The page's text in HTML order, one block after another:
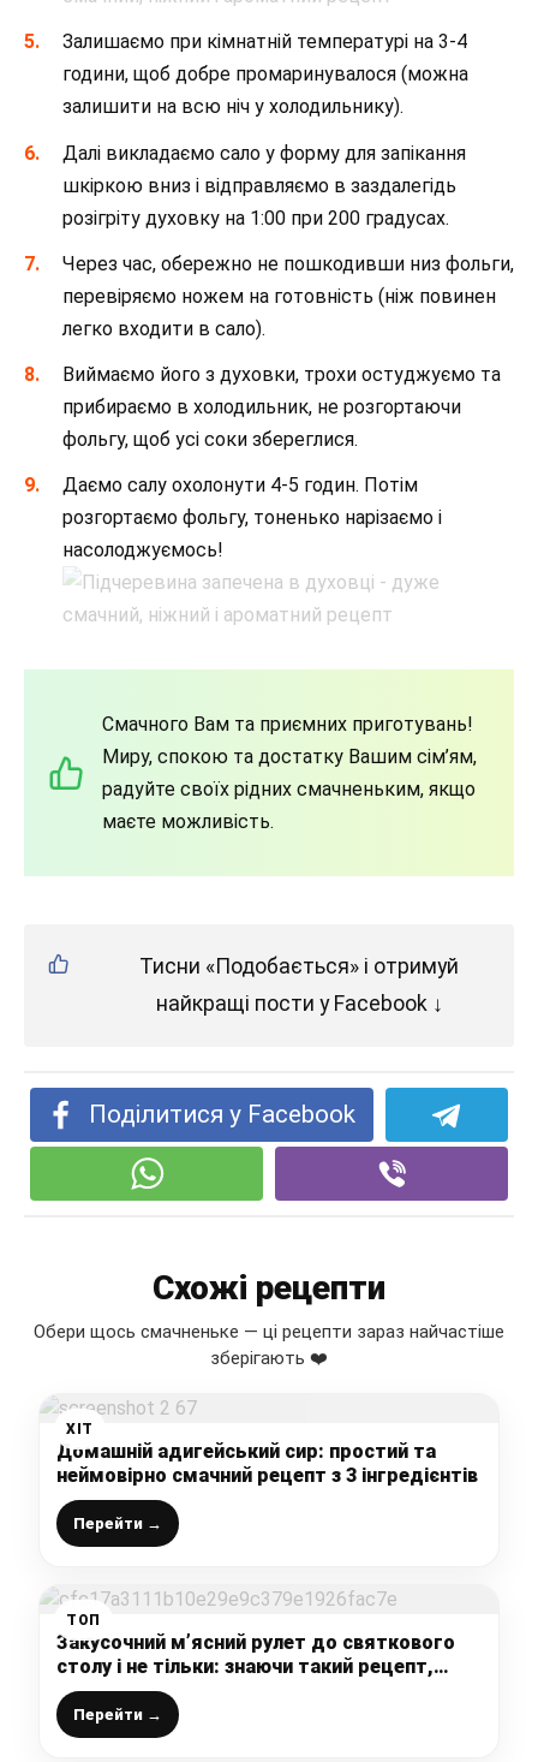
Залишаємо при кімнатній температурі на 3-4
години, щоб добре промаринувалося (можна
залишити на всю ніч у холодильнику).
Далі викладаємо сало у форму для запікання
шкіркою вниз і відправляємо в заздалегідь
розігріту духовку на 1:00 при 200 градусах.
Через час, обережно не пошкодивши низ фольги,
перевіряємо ножем на готовність (ніж повинен
легко входити в сало).
Виймаємо його з духовки, трохи остуджуємо та
прибираємо в холодильник, не розгортаючи
фольгу, щоб усі соки збереглися.
Даємо салу охолонути 4-5 годин. Потім
розгортаємо фольгу, тоненько нарізаємо і
насолоджуємось!
Смачного Вам та приємних приготувань!
Миру, спокою та достатку Вашим сім’ям,
радуйте своїх рідних смачненьким, якщо
маєте можливість.
Тисни «Подобається» і отримуй
найкращі пости у Facebook ↓
Поділитися у Facebook
Схожі рецепти
Обери щось смачненьке — ці рецепти зараз найчастіше
зберігають ❤️
ХІТ
Домашній адигейський сир: простий та
неймовірно смачний рецепт з 3 інгредієнтів
Перейти →
ТОП
Закусочний м’ясний рулет до святкового
столу і не тільки: знаючи такий рецепт,
ковбасу більше не купуватимете
Перейти →